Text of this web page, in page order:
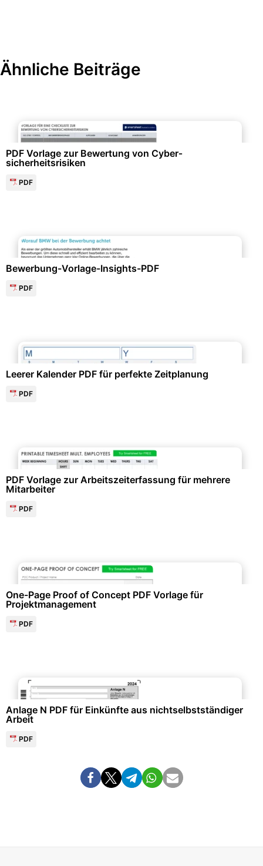
Ähnliche Beiträge
PDF Vorlage zur Bewertung von Cyber­
sicherheitsrisiken
PDF
Bewerbung-Vorlage-Insights-PDF
PDF
Leerer Kalender PDF für perfekte Zeitplanung
PDF
PDF Vorlage zur Arbeitszeiterfassung für mehrere
Mitarbeiter
PDF
One-Page Proof of Concept PDF Vorlage für
Projektmanagement
PDF
Anlage N PDF für Einkünfte aus nichtselbstständiger
Arbeit
PDF